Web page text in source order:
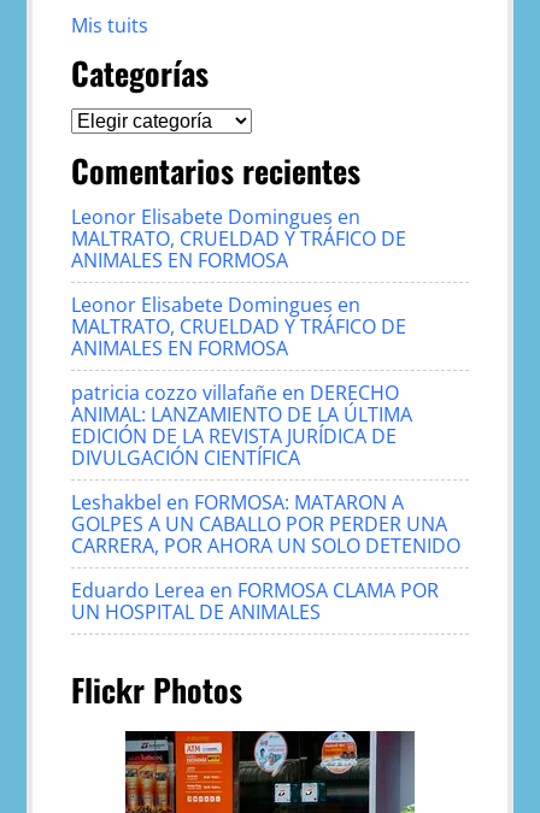
Mis tuits
Categorías
Categorías
Comentarios recientes
Leonor Elisabete Domingues en
MALTRATO, CRUELDAD Y TRÁFICO DE
ANIMALES EN FORMOSA
Leonor Elisabete Domingues en
MALTRATO, CRUELDAD Y TRÁFICO DE
ANIMALES EN FORMOSA
patricia cozzo villafañe en DERECHO
ANIMAL: LANZAMIENTO DE LA ÚLTIMA
EDICIÓN DE LA REVISTA JURÍDICA DE
DIVULGACIÓN CIENTÍFICA
Leshakbel en FORMOSA: MATARON A
GOLPES A UN CABALLO POR PERDER UNA
CARRERA, POR AHORA UN SOLO DETENIDO
Eduardo Lerea en FORMOSA CLAMA POR
UN HOSPITAL DE ANIMALES
Flickr Photos